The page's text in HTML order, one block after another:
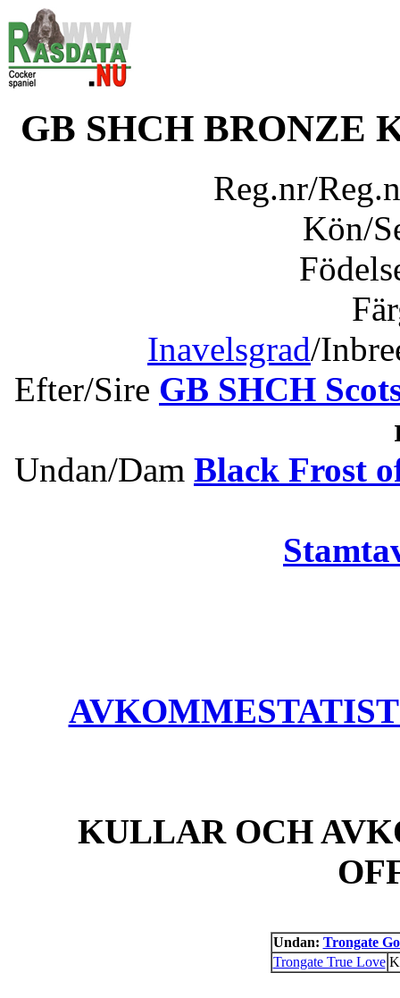
GB SHCH BRONZE
Reg.nr/
Kön/
Inavelsgrad/
Efter/Sire GB SHCH
Undan/Dam Black Frost
KULLAR OCH
Undan: Trongate
Trongate True Love